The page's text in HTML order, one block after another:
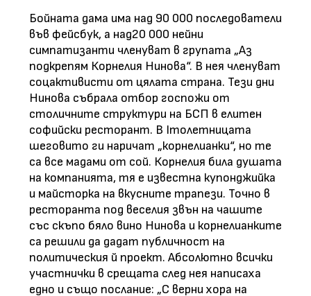
Бойната дама има над 90 000 последователи
във фейсбук, а над20 000 нейни
симпатизанти членуват в групата „Аз
подкрепям Корнелия Нинова“. В нея членуват
соцактивисти от цялата страна. Тези дни
Нинова събрала отбор госпожи от
столичните структури на БСП в елитен
софийски ресторант. В Iтолетницата
шеговито ги наричат „корнелианки“, но те
са все мадами от сой. Корнелия била душата
на компанията, тя е известна купонджийка
и майсторка на вкусните трапези. Точно в
ресторанта под веселия звън на чашите
със скъпо бяло вино Нинова и корнелианките
са решили да дадат публичност на
политическия й проект. Абсолютно всички
участнички в срещата след нея написаха
едно и също послание: „С верни хора на